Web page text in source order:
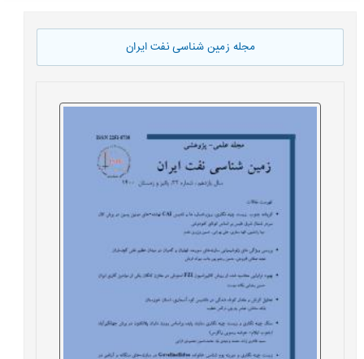
مجله زمین شناسی نفت ایران